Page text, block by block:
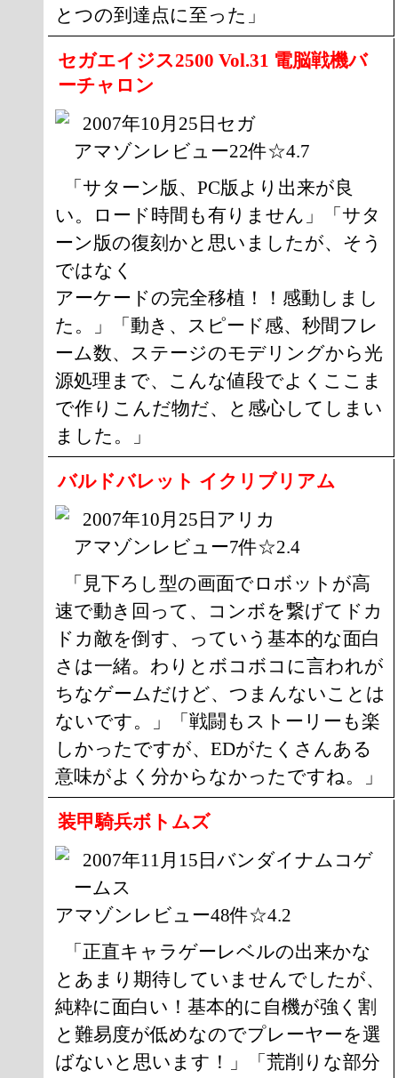
とつの到達点に至った」
セガエイジス2500 Vol.31 電脳戦機バ
ーチャロン
2007年10月25日セガ
アマゾンレビュー22件☆4.7
「サターン版、PC版より出来が良
い。ロード時間も有りません」「サタ
ーン版の復刻かと思いましたが、そう
ではなく
アーケードの完全移植！！感動しまし
た。」「動き、スピード感、秒間フレ
ーム数、ステージのモデリングから光
源処理まで、こんな値段でよくここま
で作りこんだ物だ、と感心してしまい
ました。」
バルドバレット イクリブリアム
2007年10月25日アリカ
アマゾンレビュー7件☆2.4
「見下ろし型の画面でロボットが高
速で動き回って、コンボを繋げてドカ
ドカ敵を倒す、っていう基本的な面白
さは一緒。わりとボコボコに言われが
ちなゲームだけど、つまんないことは
ないです。」「戦闘もストーリーも楽
しかったですが、EDがたくさんある
意味がよく分からなかったですね。」
装甲騎兵ボトムズ
2007年11月15日バンダイナムコゲ
ームス
アマゾンレビュー48件☆4.2
「正直キャラゲーレベルの出来かな
とあまり期待していませんでしたが、
純粋に面白い！基本的に自機が強く割
と難易度が低めなのでプレーヤーを選
ばないと思います！」「荒削りな部分